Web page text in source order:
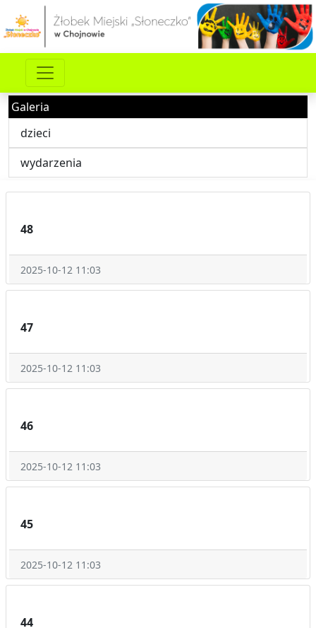
Galeria
dzieci
wydarzenia
48
2025-10-12 11:03
47
2025-10-12 11:03
46
2025-10-12 11:03
45
2025-10-12 11:03
44